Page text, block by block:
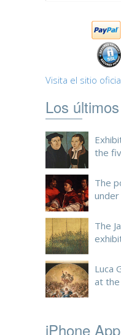
Visita el sitio
Los
the
The
The
Luca
at the
iPhone App